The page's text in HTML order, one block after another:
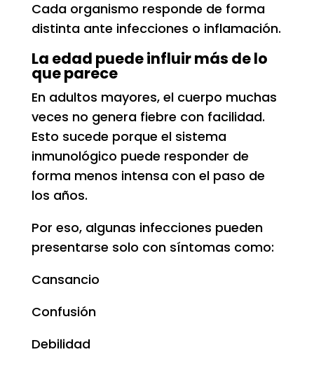
Cada organismo responde de forma
distinta ante infecciones o inflamación.
La edad puede influir más de lo
que parece
En adultos mayores, el cuerpo muchas
veces no genera fiebre con facilidad.
Esto sucede porque el sistema
inmunológico puede responder de
forma menos intensa con el paso de
los años.
Por eso, algunas infecciones pueden
presentarse solo con síntomas como:
Cansancio
Confusión
Debilidad